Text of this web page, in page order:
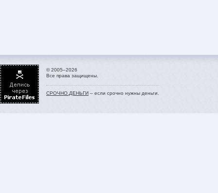
© 2005–2026
Все права защищены.
СРОЧНО.ДЕНЬГИ – если срочно нужны деньги.